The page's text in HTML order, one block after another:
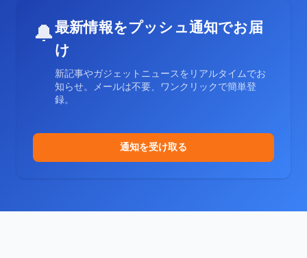
🔔最新情報をプッシュ通知でお届
け
新記事やガジェットニュースをリアルタイムでお
知らせ。メールは不要、ワンクリックで簡単登
録。
通知を受け取る